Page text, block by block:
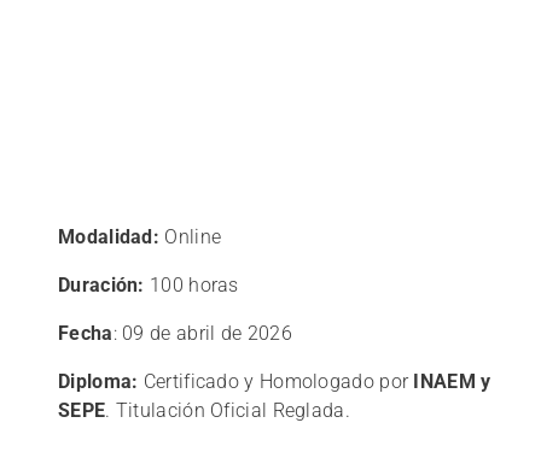
Modalidad: Online
Duración: 100 horas
Fecha: 09 de abril de 2026
Diploma: Certificado y Homologado por INAEM y
SEPE. Titulación Oficial Reglada.